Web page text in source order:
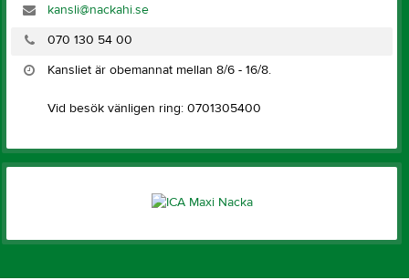
Följ
kansli@nackahi.se
070 130 54 00
Kansliet är obemannat mellan 8/6 - 16/8.
Vid besök vänligen ring: 0701305400